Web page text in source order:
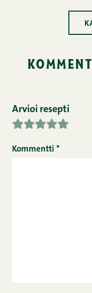
Arvioi resepti
Kommentti *